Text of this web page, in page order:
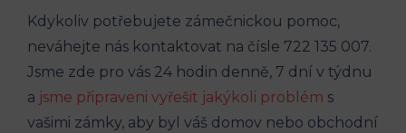
Kdykoliv potřebujete zámečnickou pomoc,
neváhejte nás kontaktovat na čísle 722 135 007.
Jsme zde pro vás 24 hodin denně, 7 dní v týdnu
a jsme připraveni vyřešit jakýkoli problém s
vašimi zámky, aby byl váš domov nebo obchodní